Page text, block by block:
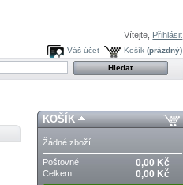
Vítejte,
Přihlásit
Košík (prázdný)
Váš účet
KOŠÍK
Žádné zboží
Poštovné 0,00 Kč
Celkem 0,00 Kč